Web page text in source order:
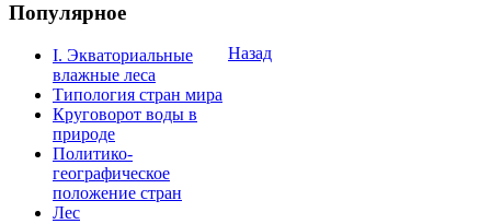
Популярное
I. Экваториальные
влажные леса
Типология стран мира
Круговорот воды в
природе
Политико-
географическое
положение стран
Лес
Назад